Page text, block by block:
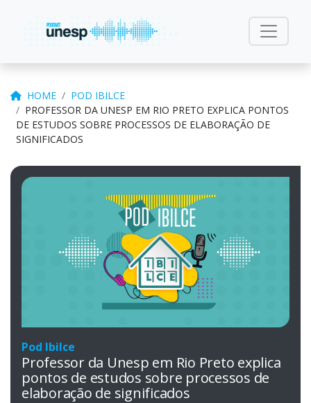
HOME
POD IBILCE
PROFESSOR DA UNESP EM RIO PRETO EXPLICA PONTOS
DE ESTUDOS SOBRE PROCESSOS DE ELABORAÇÃO DE
SIGNIFICADOS
Pod Ibilce
Professor da Unesp em Rio Preto explica
pontos de estudos sobre processos de
elaboração de significados